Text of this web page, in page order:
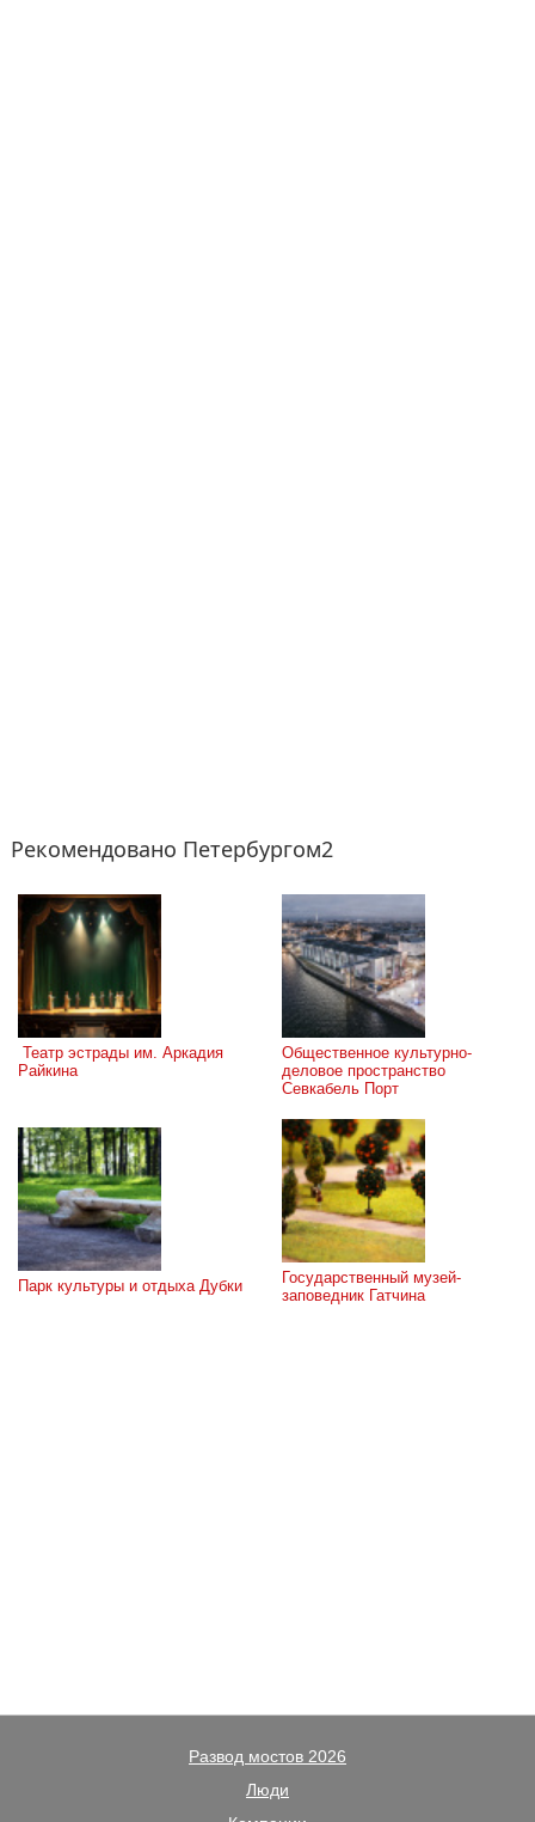
Рекомендовано Петербургом2
Райкина
Общественное культурно-
деловое пространство
Севкабель Порт
Парк культуры и отдыха Дубки
Государственный музей-
заповедник Гатчина
Развод мостов 2026
Люди